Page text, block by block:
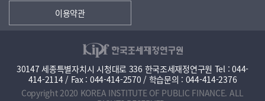
이용약관
30147 세종특별자치시 시청대로 336 한국조세재정연구원 Tel : 044-
414-2114 / Fax : 044-414-2570 / 학습문의 : 044-414-2376
Copyright 2020 KOREA INSTITUTE OF PUBLIC FINANCE. ALL